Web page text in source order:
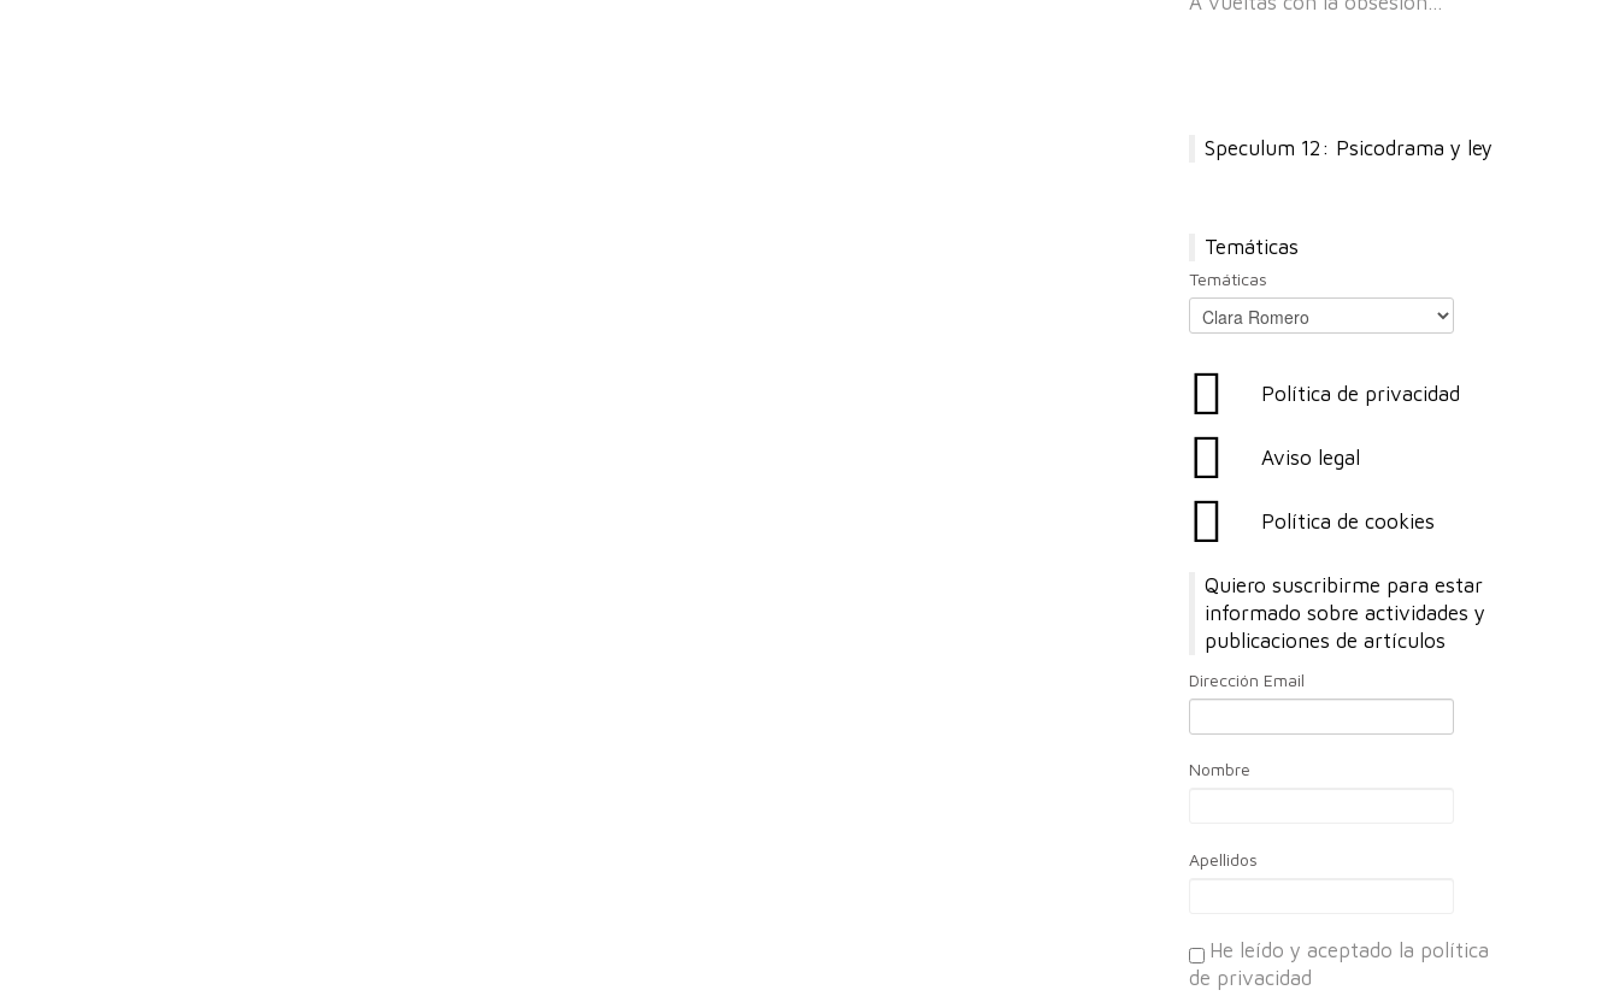
Speculum 12: Psicodrama y ley
Temáticas
Temáticas
Política de privacidad
Aviso legal
Política de cookies
Quiero suscribirme para estar
informado sobre actividades y
publicaciones de artículos
Dirección Email
Nombre
Apellidos
He leído y aceptado la política
de privacidad